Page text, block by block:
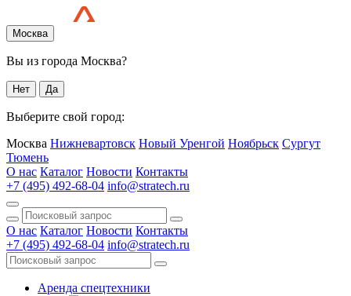
Москва
Вы из города Москва?
Нет Да
Выберите свой город:
Москва Нижневартовск Новый Уренгой Ноябрьск Сургут
Тюмень
О нас Каталог Новости Контакты
+7 (495) 492-68-04 info@stratech.ru
О нас Каталог Новости Контакты
+7 (495) 492-68-04 info@stratech.ru
Аренда спецтехники